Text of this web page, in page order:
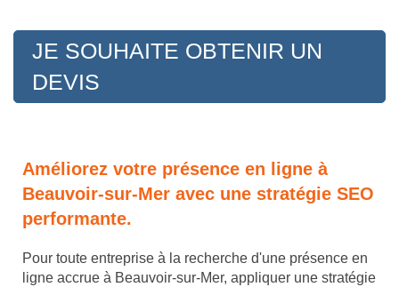
JE SOUHAITE OBTENIR UN
DEVIS
Améliorez votre présence en ligne à
Beauvoir-sur-Mer avec une stratégie SEO
performante.
Pour toute entreprise à la recherche d'une présence en
ligne accrue à Beauvoir-sur-Mer, appliquer une stratégie